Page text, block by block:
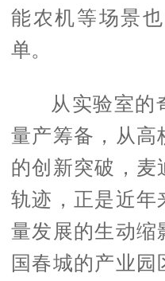
能农机等场景
单。
从实验室的
量产筹备，从高
的创新突破，麦
轨迹，正是近年
量发展的生动缩
国春城的产业园